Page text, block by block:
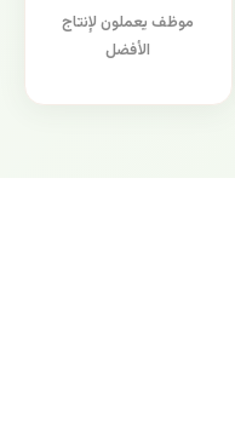
موظف يعملون لإنتاج
الأفضل